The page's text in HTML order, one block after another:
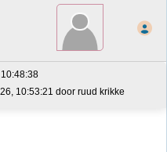
10:53:21 door ruud krikke